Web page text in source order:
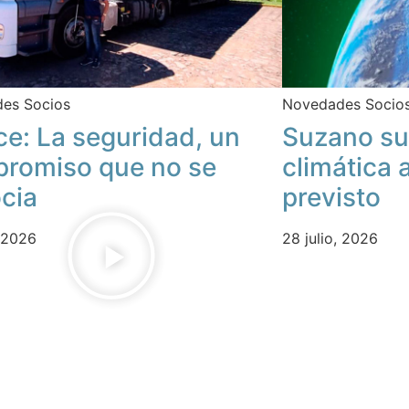
Socios
La seguridad, un
que no se
Novedades
Suzano
climática
previsto
28 julio, 2026